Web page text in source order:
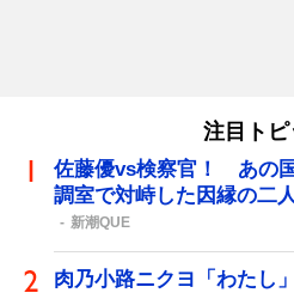
注目トピ
佐藤優vs検察官！ あの
調室で対峙した因縁の二
新潮QUE
肉乃小路ニクヨ「わたし